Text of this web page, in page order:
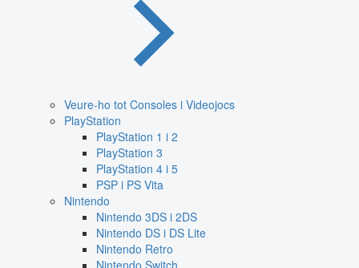
Veure-ho tot Consoles i Videojocs
PlayStation
PlayStation 1 i 2
PlayStation 3
PlayStation 4 i 5
PSP i PS Vita
Nintendo
Nintendo 3DS i 2DS
Nintendo DS i DS Lite
Nintendo Retro